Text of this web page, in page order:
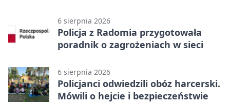
6 sierpnia 2026
Policja z Radomia przygotowała
poradnik o zagrożeniach w sieci
6 sierpnia 2026
Policjanci odwiedzili obóz harcerski.
Mówili o hejcie i bezpieczeństwie